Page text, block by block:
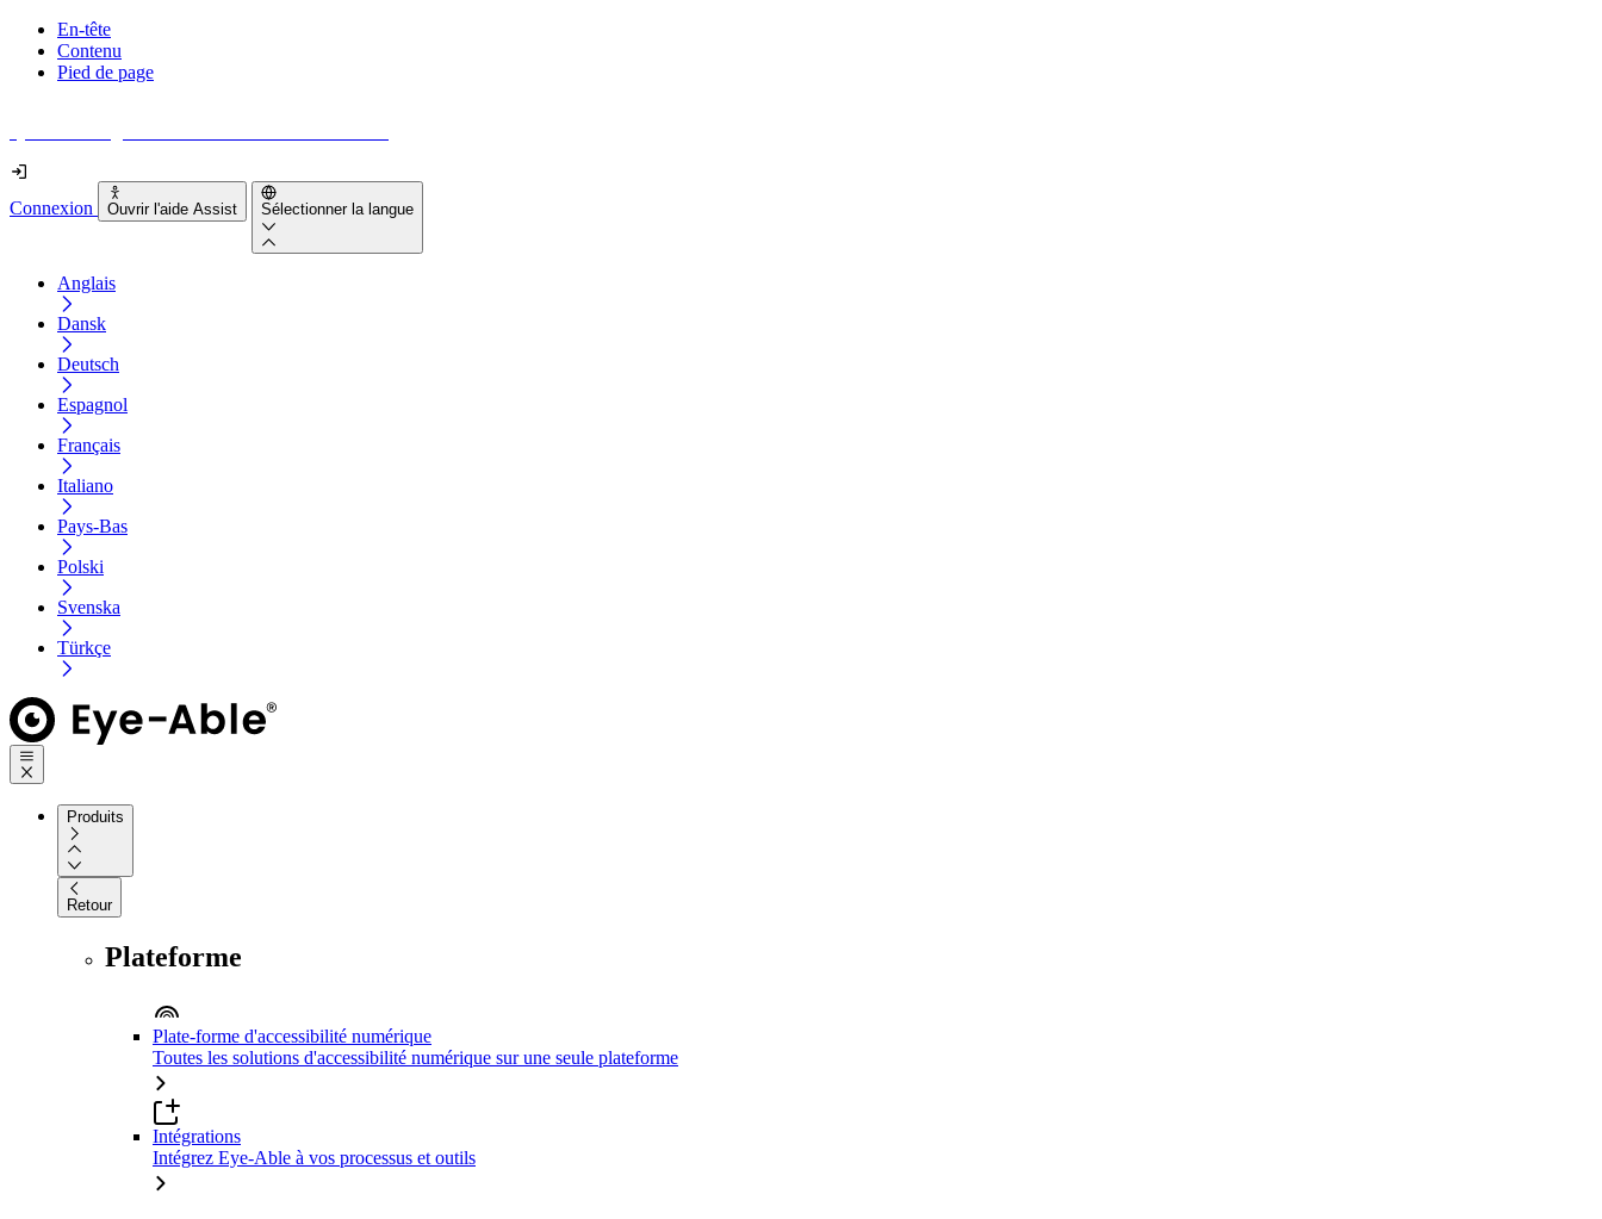
En-tête
Contenu
Pied de page
Connexion Ouvrir l'aide Assist Sélectionner la langue
Anglais
Dansk
Deutsch
Espagnol
Français
Italiano
Pays-Bas
Polski
Svenska
Türkçe
Produits
Retour
Plateforme
Plate-forme d'accessibilité numérique
Toutes les solutions d'accessibilité numérique sur une seule plateforme
Intégrations
Intégrez Eye-Able à vos processus et outils